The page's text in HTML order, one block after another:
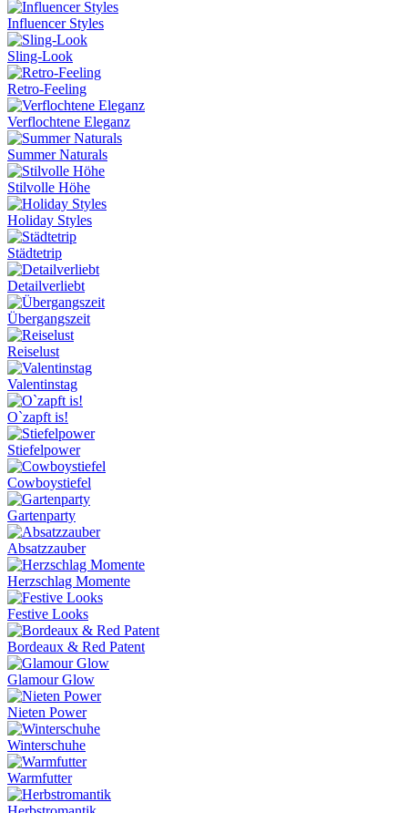
Influencer Styles
Sling-Look
Retro-Feeling
Verflochtene Eleganz
Summer Naturals
Stilvolle Höhe
Holiday Styles
Städtetrip
Detailverliebt
Übergangszeit
Reiselust
Valentinstag
O`zapft is!
Stiefelpower
Cowboystiefel
Gartenparty
Absatzzauber
Herzschlag Momente
Festive Looks
Bordeaux & Red Patent
Glamour Glow
Nieten Power
Winterschuhe
Warmfutter